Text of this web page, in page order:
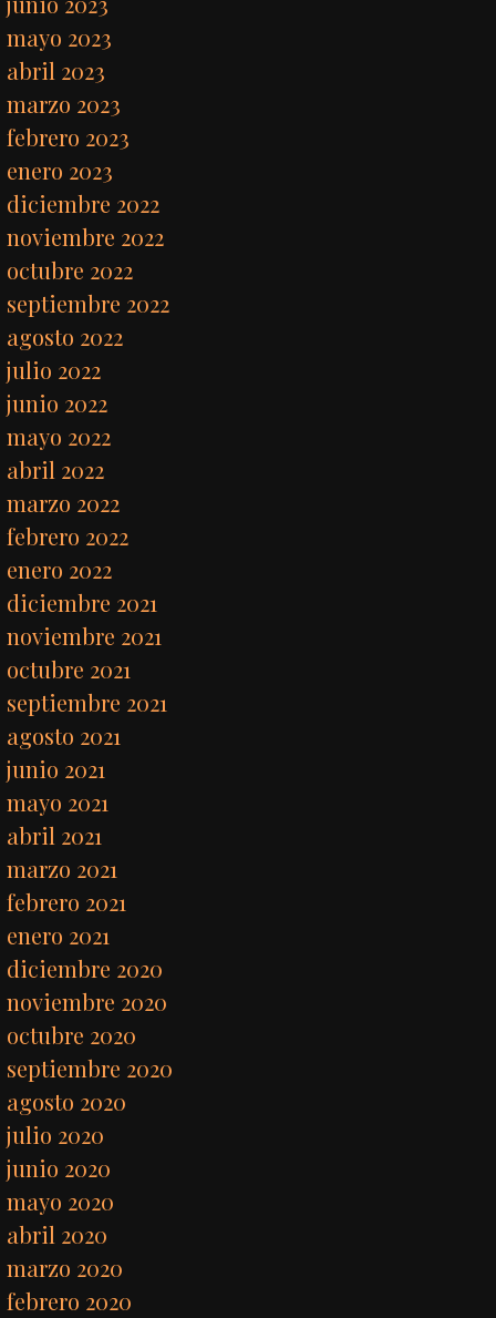
mayo 2023
abril 2023
marzo 2023
febrero 2023
enero 2023
diciembre 2022
noviembre 2022
octubre 2022
septiembre 2022
agosto 2022
julio 2022
junio 2022
mayo 2022
abril 2022
marzo 2022
febrero 2022
enero 2022
diciembre 2021
noviembre 2021
octubre 2021
septiembre 2021
agosto 2021
junio 2021
mayo 2021
abril 2021
marzo 2021
febrero 2021
enero 2021
diciembre 2020
noviembre 2020
octubre 2020
septiembre 2020
agosto 2020
julio 2020
junio 2020
mayo 2020
abril 2020
marzo 2020
febrero 2020